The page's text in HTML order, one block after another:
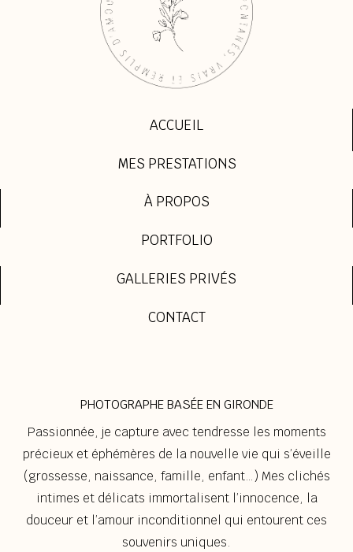
ACCUEIL
MES PRESTATIONS
À PROPOS
PORTFOLIO
GALLERIES PRIVÉS
CONTACT
PHOTOGRAPHE BASÉE EN GIRONDE
Passionnée, je capture avec tendresse les moments
précieux et éphémères de la nouvelle vie qui s’éveille
(grossesse, naissance, famille, enfant…) Mes clichés
intimes et délicats immortalisent l’innocence, la
douceur et l’amour inconditionnel qui entourent ces
souvenirs uniques.